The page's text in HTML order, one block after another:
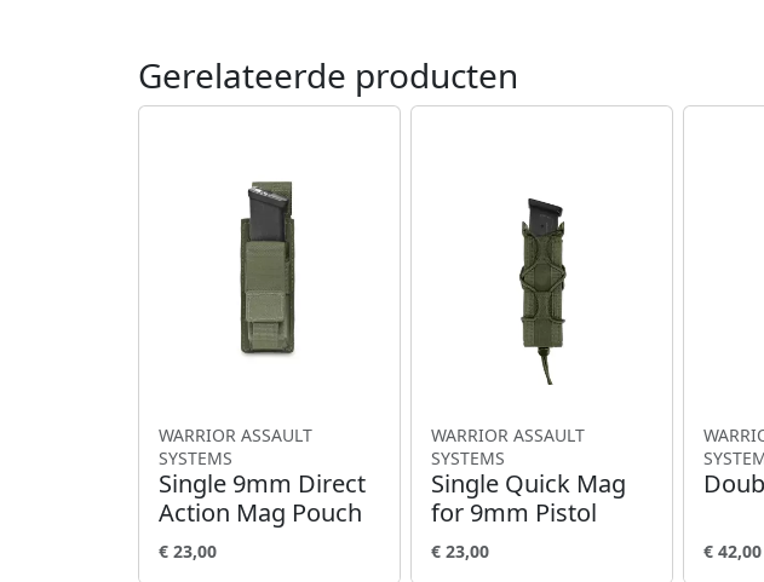
Gerelateerde producten
WARRIOR ASSAULT
SYSTEMS
Single 9mm Direct
Action Mag Pouch
€ 23,00
WARRIOR ASSAULT
SYSTEMS
Single Quick Mag
for 9mm Pistol
€ 23,00 € 42,00